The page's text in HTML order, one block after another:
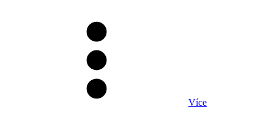
Více